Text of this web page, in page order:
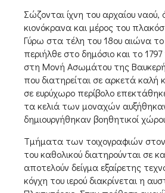
Σώζονται ίχνη του αρχαίου
κιονόκρανα και μέρος του
Γύρω στα τέλη του 18ου αιώνα
περιήλθε στο δημόσιο και το
στη Μονή Ασωμάτου της
που διατηρείται σε αρκετά
σε ευρύχωρο περίβολο
τα κελιά των μοναχών
δημιουργήθηκαν βοηθητικοί
Τμήματα των τοιχογραφιών στον
του καθολικού διατηρούνται σε
αποτελούν δείγμα εξαίρετης
κόγχη του ιερού διακρίνεται η